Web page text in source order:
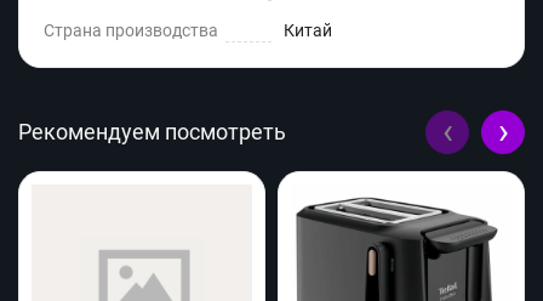
Страна производства Китай
Рекомендуем посмотреть ‹ ›